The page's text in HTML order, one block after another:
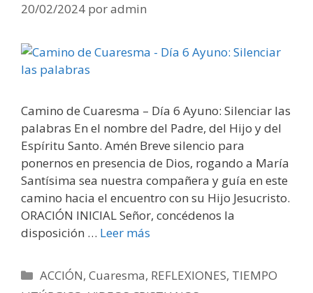
20/02/2024 poradmin
Camino de Cuaresma – Día 6 Ayuno: Silenciar las
palabras En el nombre del Padre, del Hijo y del
Espíritu Santo. Amén Breve silencio para
ponernos en presencia de Dios, rogando a María
Santísima sea nuestra compañera y guía en este
camino hacia el encuentro con su Hijo Jesucristo.
ORACIÓN INICIAL Señor, concédenos la
disposición … Leer más
Categorías
ACCIÓN,Cuaresma, REFLEXIONES, TIEMPO